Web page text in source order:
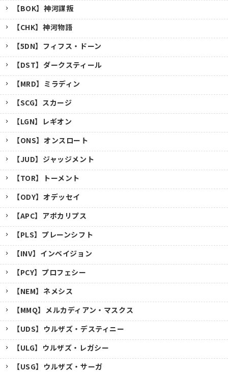
【BOK】神河謀叛
【CHK】神河物語
【5DN】フィフス・ドーン
【DST】ダークスティール
【MRD】ミラディン
【SCG】スカージ
【LGN】レギオン
【ONS】オンスロート
【JUD】ジャッジメント
【TOR】トーメント
【ODY】オデッセイ
【APC】アポカリプス
【PLS】プレーンシフト
【INV】インベイジョン
【PCY】プロフェシー
【NEM】ネメシス
【MMQ】メルカディアン・マスクス
【UDS】ウルザズ・デスティニー
【ULG】ウルザズ・レガシー
【USG】ウルザズ・サーガ